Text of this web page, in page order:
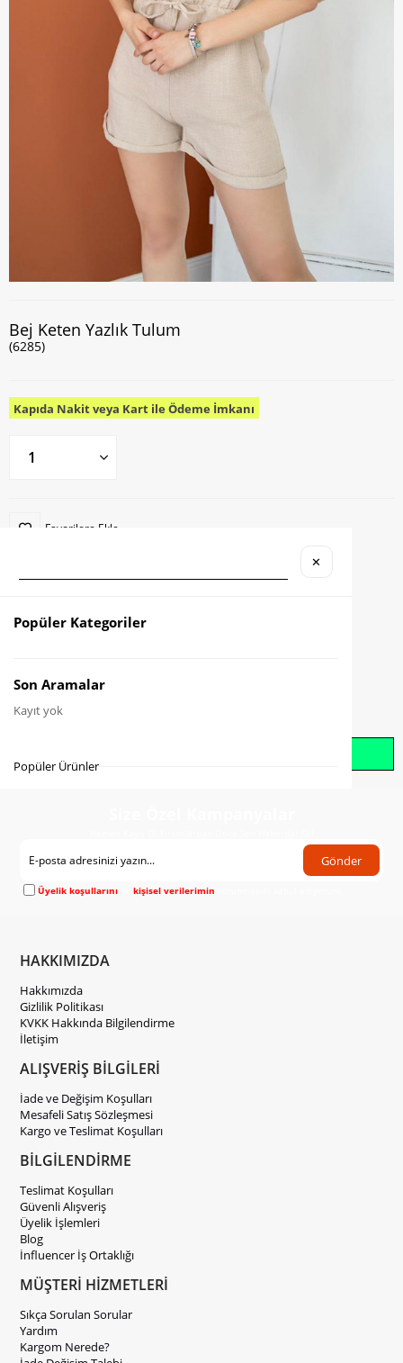
Bej Keten Yazlık Tulum
(6285)
Kapıda Nakit veya Kart ile Ödeme İmkanı
Favorilere Ekle
Gelince Haber Ver
Gönder
Üyelik koşullarını vekişisel verilerimin
HAKKIMIZDA
Hakkımızda
Gizlilik Politikası
KVKK Hakkında Bilgilendirme
İletişim
ALIŞVERİŞ BİLGİLERİ
İade ve Değişim Koşulları
Mesafeli Satış Sözleşmesi
Kargo ve Teslimat Koşulları
BİLGİLENDİRME
Teslimat Koşulları
Güvenli Alışveriş
Üyelik İşlemleri
Blog
İnfluencer İş Ortaklığı
MÜŞTERİ HİZMETLERİ
Sıkça Sorulan Sorular
Yardım
Kargom Nerede?
✕
Popüler Kategoriler
Son Aramalar
Kayıt yok
Popüler Ürünler